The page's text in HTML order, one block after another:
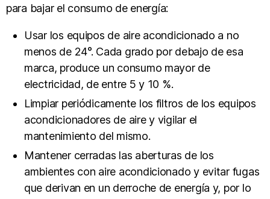
para bajar el consumo de energía:
Usar los equipos de aire acondicionado a no
menos de 24°. Cada grado por debajo de esa
marca, produce un consumo mayor de
electricidad, de entre 5 y 10 %.
Limpiar periódicamente los filtros de los equipos
acondicionadores de aire y vigilar el
mantenimiento del mismo.
Mantener cerradas las aberturas de los
ambientes con aire acondicionado y evitar fugas
que derivan en un derroche de energía y, por lo